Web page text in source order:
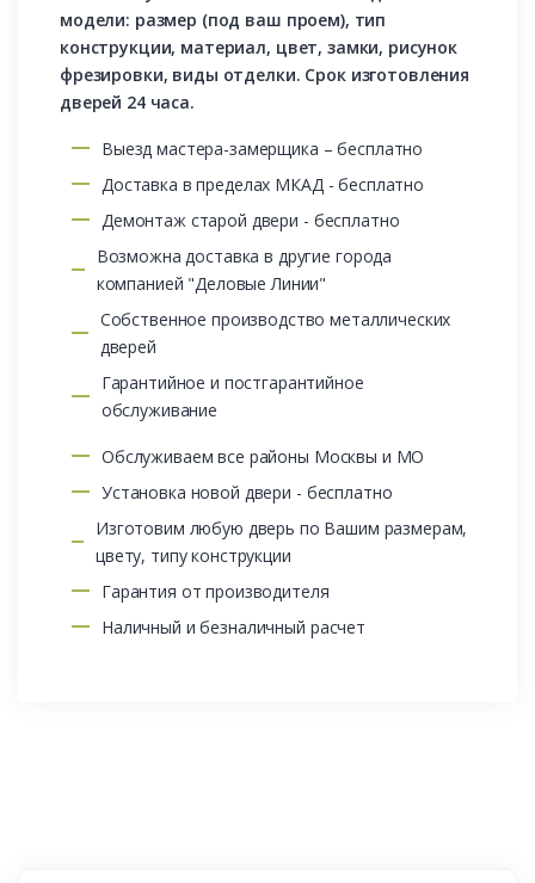
модели: размер (под ваш проем), тип
конструкции, материал, цвет, замки, рисунок
фрезировки, виды отделки. Срок изготовления
дверей 24 часа.
Выезд мастера-замерщика – бесплатно
Доставка в пределах МКАД - бесплатно
Демонтаж старой двери - бесплатно
Возможна доставка в другие города
компанией "Деловые Линии"
Собственное производство металлических
дверей
Гарантийное и постгарантийное
обслуживание
Обслуживаем все районы Москвы и МО
Установка новой двери - бесплатно
Изготовим любую дверь по Вашим размерам,
цвету, типу конструкции
Гарантия от производителя
Наличный и безналичный расчет